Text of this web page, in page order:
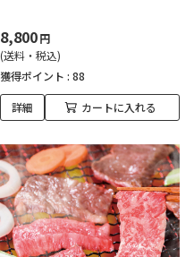
8,800円
(送料・税込)
獲得ポイント : 88
詳細 カートに入れる